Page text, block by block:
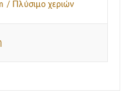
/ Πλύσιμο χεριών